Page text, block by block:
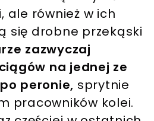
ale również w ich
się drobne przekąski
zazwyczaj
na jednej ze
peronie, sprytnie
pracowników kolei.